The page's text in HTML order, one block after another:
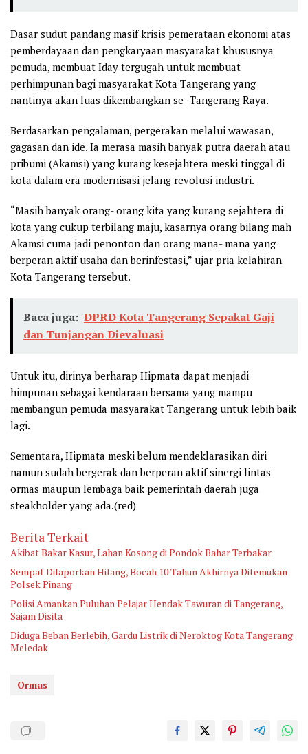
Dasar sudut pandang masif krisis pemerataan ekonomi atas
pemberdayaan dan pengkaryaan masyarakat khususnya
pemuda, membuat Iday tergugah untuk membuat
perhimpunan bagi masyarakat Kota Tangerang yang
nantinya akan luas dikembangkan se- Tangerang Raya.
Berdasarkan pengalaman, pergerakan melalui wawasan,
gagasan dan ide. Ia merasa masih banyak putra daerah atau
pribumi (Akamsi) yang kurang kesejahtera meski tinggal di
kota dalam era modernisasi jelang revolusi industri.
“Masih banyak orang- orang kita yang kurang sejahtera di
kota yang cukup terbilang maju, kasarnya orang bilang mah
Akamsi cuma jadi penonton dan orang mana- mana yang
berperan aktif usaha dan berinfestasi,” ujar pria kelahiran
Kota Tangerang tersebut.
Baca juga: DPRD Kota Tangerang Sepakat Gaji
dan Tunjangan Dievaluasi
Untuk itu, dirinya berharap Hipmata dapat menjadi
himpunan sebagai kendaraan bersama yang mampu
membangun pemuda masyarakat Tangerang untuk lebih baik
lagi.
Sementara, Hipmata meski belum mendeklarasikan diri
namun sudah bergerak dan berperan aktif sinergi lintas
ormas maupun lembaga baik pemerintah daerah juga
steakholder yang ada.(red)
Berita Terkait
Akibat Bakar Kasur, Lahan Kosong di Pondok Bahar Terbakar
Sempat Dilaporkan Hilang, Bocah 10 Tahun Akhirnya Ditemukan
Polsek Pinang
Polisi Amankan Puluhan Pelajar Hendak Tawuran di Tangerang,
Sajam Disita
Diduga Beban Berlebih, Gardu Listrik di Neroktog Kota Tangerang
Meledak
Ormas